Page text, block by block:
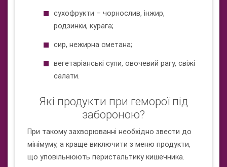
сухофрукти – чорнослив, інжир,
родзинки, курага;
сир, нежирна сметана;
вегетаріанські супи, овочевий рагу, свіжі
салати.
Які продукти при геморої під
забороною?
При такому захворюванні необхідно звести до
мінімуму, а краще виключити з меню продукти,
що уповільнюють перистальтику кишечника.